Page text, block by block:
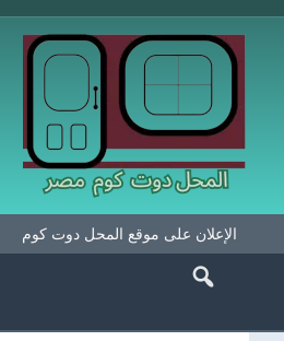
الإعلان على موقع المحل دوت كوم